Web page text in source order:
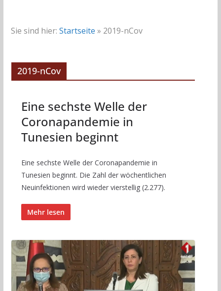
Sie sind hier: Startseite » 2019-nCov
2019-nCov
Eine sechste Welle der
Coronapandemie in
Tunesien beginnt
Eine sechste Welle der Coronapandemie in
Tunesien beginnt. Die Zahl der wöchentlichen
Neuinfektionen wird wieder vierstellig (2.277).
Mehr lesen